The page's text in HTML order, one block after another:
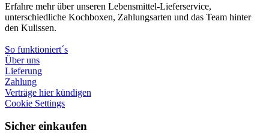
Erfahre mehr über unseren Lebensmittel-Lieferservice,
unterschiedliche Kochboxen, Zahlungsarten und das Team hinter
den Kulissen.
So funktioniert´s
Über uns
Lieferung
Zahlung
Verträge hier kündigen
Cookie Settings
Sicher einkaufen